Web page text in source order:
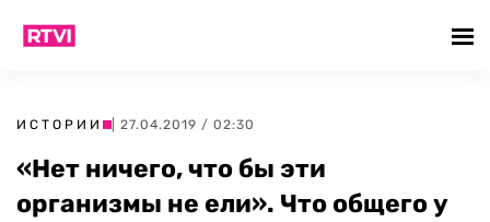
ИСТОРИИ | 27.04.2019 / 02:30
«Нет ничего, что бы эти
организмы не ели». Что общего у